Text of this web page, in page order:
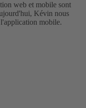
web et mobile sont
Kévin nous
mobile.